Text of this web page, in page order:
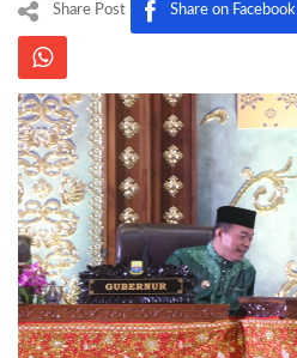
Share Post Share on Facebook